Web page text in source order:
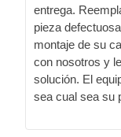
entrega.
pieza
montaje de su
con nosotros y
solución. El
sea cual sea su